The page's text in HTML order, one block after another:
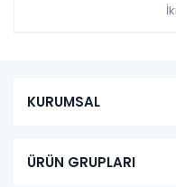
KURUMSAL
ÜRÜN GRUPLARI